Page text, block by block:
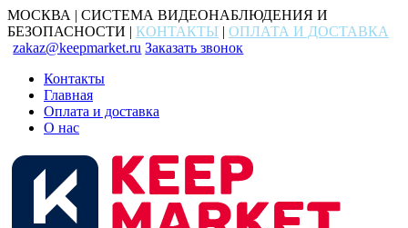
МОСКВА | СИСТЕМА ВИДЕОНАБЛЮДЕНИЯ И
БЕЗОПАСНОСТИ | КОНТАКТЫ | ОПЛАТА И ДОСТАВКА
zakaz@keepmarket.ru Заказать звонок
Контакты
Главная
Оплата и доставка
О нас